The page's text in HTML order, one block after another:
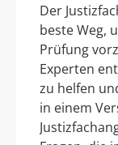
Der
beste Weg,
Prüfung
Experten
zu helfen
in einem